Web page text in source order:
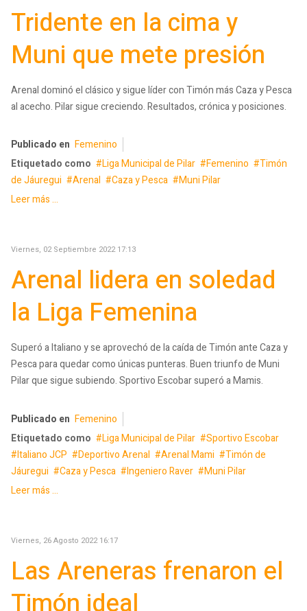
Tridente en la cima y
Muni que mete presión
Arenal dominó el clásico y sigue líder con Timón más Caza y Pesca
al acecho. Pilar sigue creciendo. Resultados, crónica y posiciones.
Publicado en Femenino
Etiquetado como
Liga Municipal de Pilar Femenino
Timón
de Jáuregui
Arenal Caza y Pesca
Muni Pilar
Leer más ...
Viernes, 02 Septiembre 2022 17:13
Arenal lidera en soledad
la Liga Femenina
Superó a Italiano y se aprovechó de la caída de Timón ante Caza y
Pesca para quedar como únicas punteras. Buen triunfo de Muni
Pilar que sigue subiendo. Sportivo Escobar superó a Mamis.
Publicado en Femenino
Etiquetado como
Liga Municipal de Pilar
Sportivo Escobar
Italiano JCP
Deportivo Arenal Arenal Mami
Timón de
Jáuregui
Caza y Pesca Ingeniero Raver
Muni Pilar
Leer más ...
Viernes, 26 Agosto 2022 16:17
Las Areneras frenaron el
Timón ideal